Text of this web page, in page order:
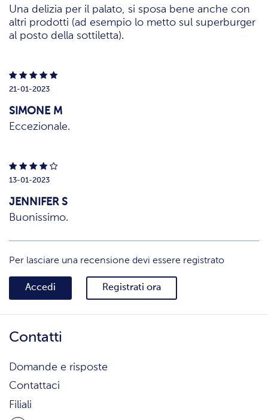
Una delizia per il palato, si sposa bene anche con
altri prodotti (ad esempio lo metto sul superburger
al posto della sottiletta).
21-01-2023
SIMONE M
Eccezionale.
13-01-2023
JENNIFER S
Buonissimo.
Per lasciare una recensione devi essere registrato
Accedi Registrati ora
Contatti
Domande e risposte
Contattaci
Filiali